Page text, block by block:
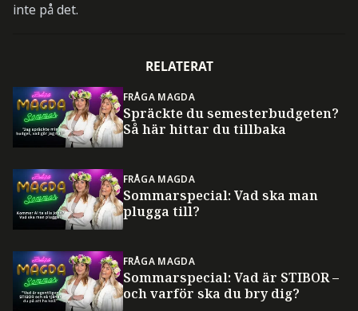
inte på det.
RELATERAT
FRÅGA MAGDA
Spräckte du semesterbudgeten?
Så här hittar du tillbaka
FRÅGA MAGDA
Sommarspecial: Vad ska man
plugga till?
FRÅGA MAGDA
Sommarspecial: Vad är STIBOR –
och varför ska du bry dig?